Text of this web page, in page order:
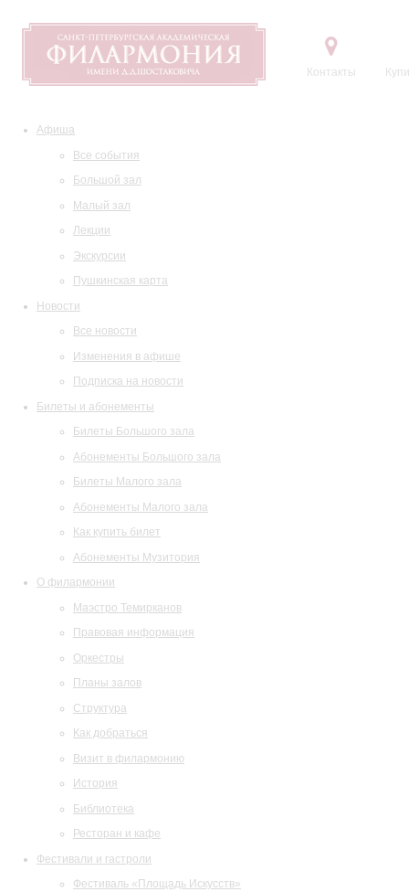
Контакты
Афиша
Все события
Большой зал
Малый зал
Лекции
Экскурсии
Пушкинская карта
Новости
Все новости
Изменения в афише
Подписка на новости
Билеты и абонементы
Билеты Большого зала
Абонементы Большого зала
Билеты Малого зала
Абонементы Малого зала
Как купить билет
Абонементы Музитория
О филармонии
Маэстро Темирканов
Правовая информация
Оркестры
Планы залов
Структура
Как добраться
Визит в филармонию
История
Библиотека
Ресторан и кафе
Фестивали и гастроли
Фестиваль «Площадь Искусств»